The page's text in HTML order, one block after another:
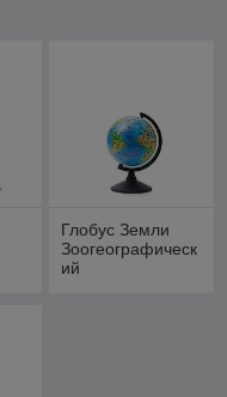
Глобус Земли
Зоогеографическ
ий